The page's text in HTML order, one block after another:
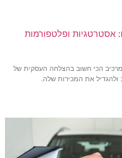
ופלטפורמות
הכי חשוב בהצלחה העסקית של
את המכירות שלה.